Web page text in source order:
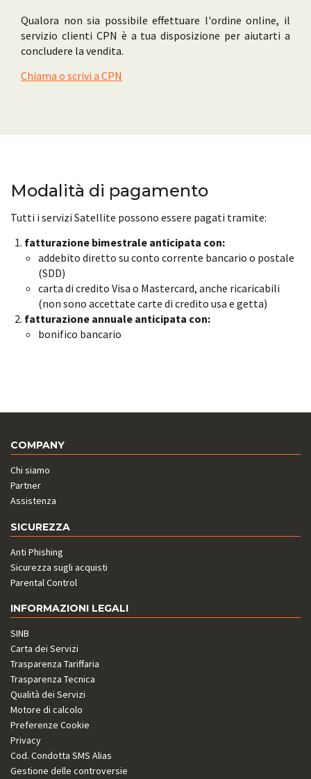
Qualora non sia possibile effettuare l'ordine online, il
servizio clienti CPN è a tua disposizione per aiutarti a
concludere la vendita.
Chiama o scrivi a CPN
Modalità di pagamento
Tutti i servizi Satellite possono essere pagati tramite:
fatturazione bimestrale anticipata con:
addebito diretto su conto corrente bancario o postale
(SDD)
carta di credito Visa o Mastercard, anche ricaricabili
(non sono accettate carte di credito usa e getta)
fatturazione annuale anticipata con:
bonifico bancario
COMPANY
Chi siamo
Partner
Assistenza
SICUREZZA
Anti Phishing
Sicurezza sugli acquisti
Parental Control
INFORMAZIONI LEGALI
SINB
Carta dei Servizi
Trasparenza Tariffaria
Trasparenza Tecnica
Qualità dei Servizi
Motore di calcolo
Preferenze Cookie
Privacy
Cod. Condotta SMS Alias
Gestione delle controversie